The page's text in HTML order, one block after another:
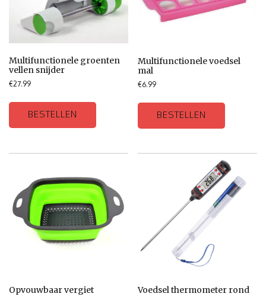
Multifunctionele groenten
vellen snijder
€27.99
BESTELLEN
Multifunctionele voedsel
mal
€6.99
BESTELLEN
Opvouwbaar vergiet Voedsel thermometer rond